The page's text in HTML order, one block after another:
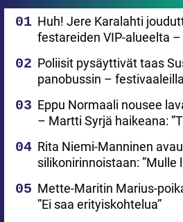
Huh! Jere Karalahti
festareiden VIP-alueelta
Poliisit pysäyttivät taas
panobussin –
Eppu Normaali nousee
– Martti Syrjä haikeana:
Rita Niemi-Manninen
silikonirinnoistaan: ”Mulle
Mette-Maritin Marius-
”Ei saa erityiskohtelua”